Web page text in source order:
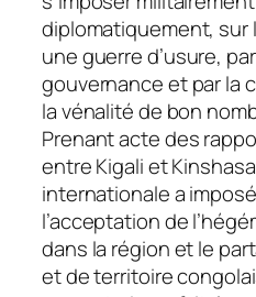
diplomatiquement, sur
une guerre d’usure,
gouvernance et par la
la vénalité de bon
Prenant acte des
entre Kigali et
internationale a
l’acceptation de
dans la région et le
et de territoire